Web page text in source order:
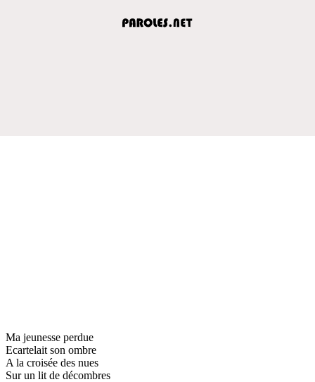
Ma jeunesse perdue
Ecartelait son ombre
A la croisée des nues
Sur un lit de décombres